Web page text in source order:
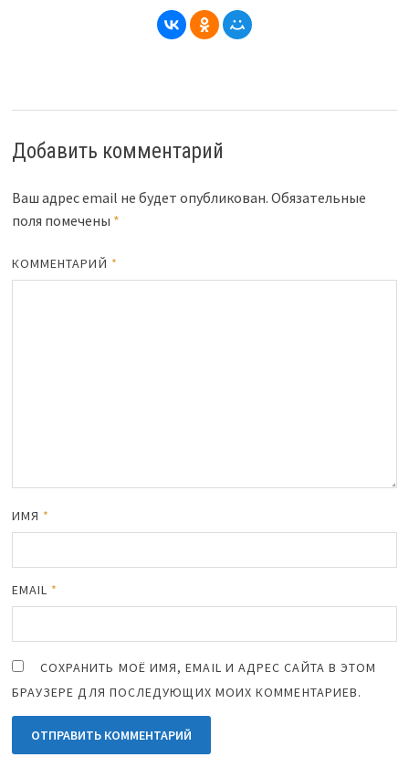
Добавить комментарий
Ваш адрес email не будет опубликован. Обязательные
поля помечены *
КОММЕНТАРИЙ *
ИМЯ *
EMAIL *
СОХРАНИТЬ МОЁ ИМЯ, EMAIL И АДРЕС САЙТА В ЭТОМ
БРАУЗЕРЕ ДЛЯ ПОСЛЕДУЮЩИХ МОИХ КОММЕНТАРИЕВ.